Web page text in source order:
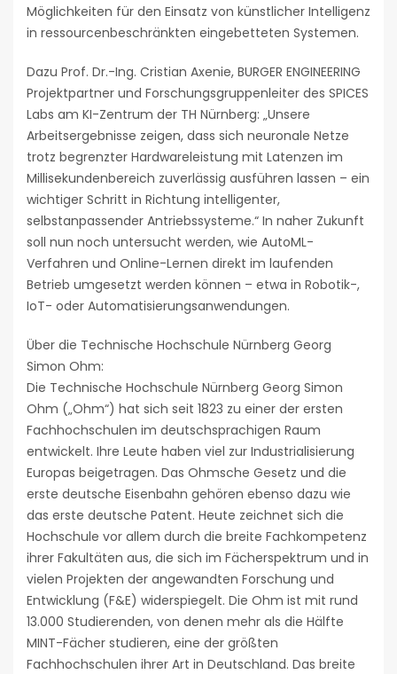
Möglichkeiten für den Einsatz von künstlicher Intelligenz
in ressourcenbeschränkten eingebetteten Systemen.
Dazu Prof. Dr.-Ing. Cristian Axenie, BURGER ENGINEERING
Projektpartner und Forschungsgruppenleiter des SPICES
Labs am KI-Zentrum der TH Nürnberg: „Unsere
Arbeitsergebnisse zeigen, dass sich neuronale Netze
trotz begrenzter Hardwareleistung mit Latenzen im
Millisekundenbereich zuverlässig ausführen lassen – ein
wichtiger Schritt in Richtung intelligenter,
selbstanpassender Antriebssysteme.“ In naher Zukunft
soll nun noch untersucht werden, wie AutoML-
Verfahren und Online-Lernen direkt im laufenden
Betrieb umgesetzt werden können – etwa in Robotik-,
IoT- oder Automatisierungsanwendungen.
Über die Technische Hochschule Nürnberg Georg
Simon Ohm:
Die Technische Hochschule Nürnberg Georg Simon
Ohm („Ohm“) hat sich seit 1823 zu einer der ersten
Fachhochschulen im deutschsprachigen Raum
entwickelt. Ihre Leute haben viel zur Industrialisierung
Europas beigetragen. Das Ohmsche Gesetz und die
erste deutsche Eisenbahn gehören ebenso dazu wie
das erste deutsche Patent. Heute zeichnet sich die
Hochschule vor allem durch die breite Fachkompetenz
ihrer Fakultäten aus, die sich im Fächerspektrum und in
vielen Projekten der angewandten Forschung und
Entwicklung (F&E) widerspiegelt. Die Ohm ist mit rund
13.000 Studierenden, von denen mehr als die Hälfte
MINT-Fächer studieren, eine der größten
Fachhochschulen ihrer Art in Deutschland. Das breite